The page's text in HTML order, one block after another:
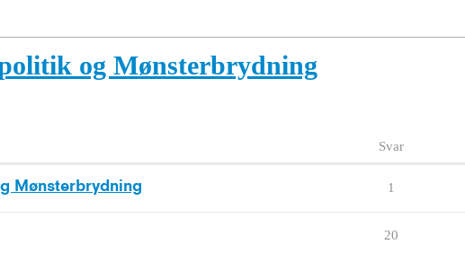
og Mønsterbrydning
Svar
Mønsterbrydning 1
20